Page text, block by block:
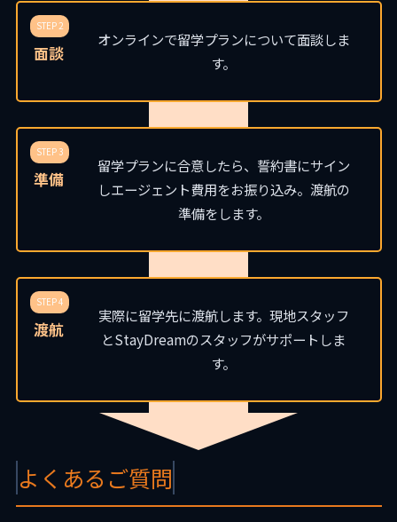
STEP 2
面談
オンラインで留学プランについて面談しま
す。
STEP 3
準備
留学プランに合意したら、誓約書にサイン
しエージェント費用をお振り込み。渡航の
準備をします。
STEP 4
渡航
実際に留学先に渡航します。現地スタッフ
とStayDreamのスタッフがサポートしま
す。
よくあるご質問